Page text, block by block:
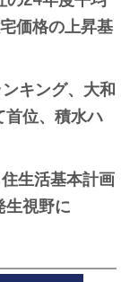
価格の上昇基
キング、大和
位、積水ハ
生活基本計画
生視野に